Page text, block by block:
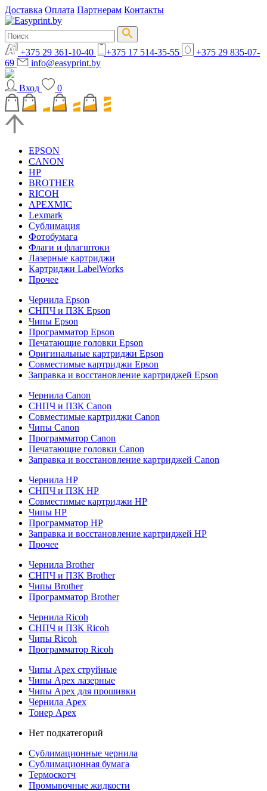
Доставка Оплата Партнерам Контакты
+375 29 361-10-40 +375 17 514-35-55
+375 29 835-07-
69
info@easyprint.by
Вход 0
EPSON
CANON
HP
BROTHER
RICOH
APEXMIC
Lexmark
Сублимация
Фотобумага
Флаги и флагштоки
Лазерные картриджи
Картриджи LabelWorks
Прочее
Чернила Epson
СНПЧ и ПЗК Epson
Чипы Epson
Программатор Epson
Печатающие головки Epson
Оригинальные картриджи Epson
Совместимые картриджи Epson
Заправка и восстановление картриджей Epson
Чернила Canon
СНПЧ и ПЗК Canon
Совместимые картриджи Canon
Чипы Canon
Программатор Canon
Печатающие головки Canon
Заправка и восстановление картриджей Canon
Чернила HP
СНПЧ и ПЗК HP
Совместимые картриджи HP
Чипы HP
Программатор HP
Заправка и восстановление картриджей HP
Прочее
Чернила Brother
СНПЧ и ПЗК Brother
Чипы Brother
Программатор Brother
Чернила Ricoh
СНПЧ и ПЗК Ricoh
Чипы Ricoh
Программатор Ricoh
Чипы Apex струйные
Чипы Apex лазерные
Чипы Apex для прошивки
Чернила Apex
Тонер Apex
Нет подкатегорий
Сублимационные чернила
Сублимационная бумага
Термоскотч
Промывочные жидкости